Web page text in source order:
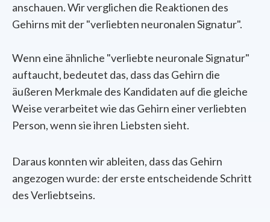
anschauen. Wir verglichen die Reaktionen des
Gehirns mit der "verliebten neuronalen Signatur".
Wenn eine ähnliche "verliebte neuronale Signatur"
auftaucht, bedeutet das, dass das Gehirn die
äußeren Merkmale des Kandidaten auf die gleiche
Weise verarbeitet wie das Gehirn einer verliebten
Person, wenn sie ihren Liebsten sieht.
Daraus konnten wir ableiten, dass das Gehirn
angezogen wurde: der erste entscheidende Schritt
des Verliebtseins.